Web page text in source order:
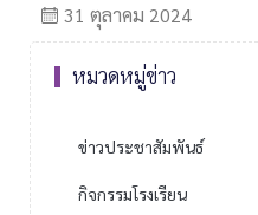
31 ตุลาคม 2024
หมวดหมู่ข่าว
ข่าวประชาสัมพันธ์
กิจกรรมโรงเรียน